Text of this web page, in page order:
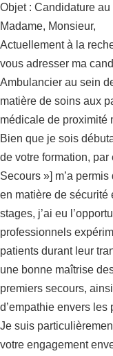
Objet : Candidature
Madame, Monsieur,
Actuellement à la
vous adresser ma
Ambulancier au sein
matière de soins aux
médicale de proximité
Bien que je sois
de votre formation,
Secours »] m’a
en matière de sécurité
stages, j’ai eu
professionnels
patients durant leur
une bonne maîtrise
premiers secours,
d’empathie envers les
Je suis
votre engagement